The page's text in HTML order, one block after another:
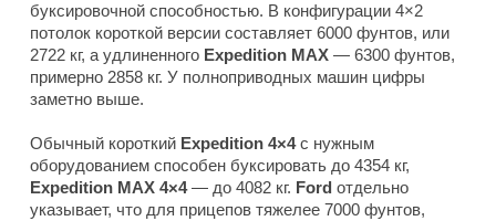
буксировочной способностью. В конфигурации 4×2
потолок короткой версии составляет 6000 фунтов, или
2722 кг, а удлиненного Expedition MAX — 6300 фунтов,
примерно 2858 кг. У полноприводных машин цифры
заметно выше.
Обычный короткий Expedition 4×4с нужным
оборудованием способен буксировать до 4354 кг,
Expedition MAX 4×4— до 4082 кг. Ford отдельно
указывает, что для прицепов тяжелее 7000 фунтов,